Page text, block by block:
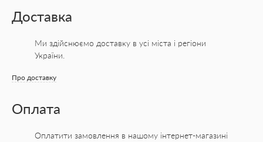
Доставка
Ми здійснюємо доставку в усі міста і регіони
України.
Про доставку
Оплата
Оплатити замовлення в нашому інтернет-магазині